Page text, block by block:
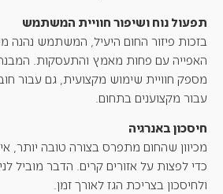
תפעול נוח ושיפור חוויית המשתמש
בזכות פיזור החום היעיל, המשתמש נהנה
האפייה עם פחות מאמץ והתעסקות.
מספק חוויית שימוש מקצועית, גם עבור
עבור מקצוענים בתחום.
חיסכון באנרגיה
מכיוון שהחום מתפרס בצורה טובה יותר,
כדי לפצות על אזורים קרים. הדבר מוביל
ולחיסכון בצריכת הגז לאורך זמן.